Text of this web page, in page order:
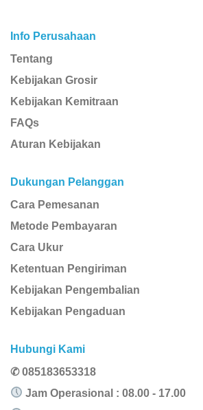
Info Perusahaan
Tentang
Kebijakan Grosir
Kebijakan Kemitraan
FAQs
Aturan Kebijakan
Dukungan Pelanggan
Cara Pemesanan
Metode Pembayaran
Cara Ukur
Ketentuan Pengiriman
Kebijakan Pengembalian
Kebijakan Pengaduan
Hubungi Kami
✆ 085183653318
Jam Operasional : 08.00 - 17.00